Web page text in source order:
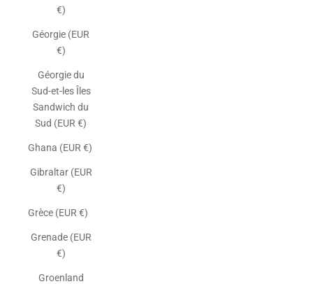
€)
Géorgie (EUR
€)
Géorgie du
Sud-et-les Îles
Sandwich du
Sud (EUR €)
Ghana (EUR €)
Gibraltar (EUR
€)
Grèce (EUR €)
Grenade (EUR
€)
Groenland